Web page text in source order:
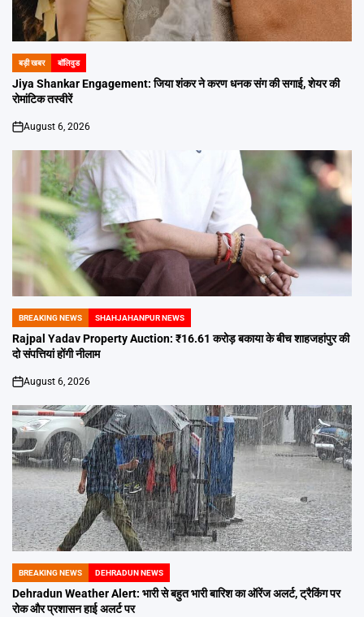
POSTED
IN
बड़ी खबर बॉलिवुड
Jiya Shankar Engagement: जिया शंकर ने करण धनक संग की सगाई, शेयर की
रोमांटिक तस्वीरें
on
August 6, 2026
POSTED
IN
BREAKING NEWS SHAHJAHANPUR NEWS
Rajpal Yadav Property Auction: ₹16.61 करोड़ बकाया के बीच शाहजहांपुर की
दो संपत्तियां होंगी नीलाम
on
August 6, 2026
POSTED
IN
BREAKING NEWS DEHRADUN NEWS
Dehradun Weather Alert: भारी से बहुत भारी बारिश का ऑरेंज अलर्ट, ट्रैकिंग पर
रोक और प्रशासन हाई अलर्ट पर